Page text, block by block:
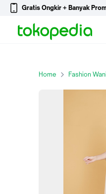
Gratis Ongkir + Banyak
Home Fashion